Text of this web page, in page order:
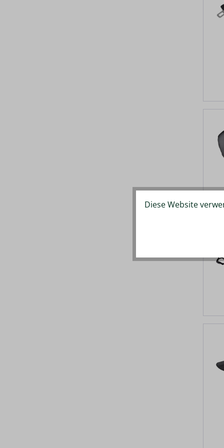
Diese Website